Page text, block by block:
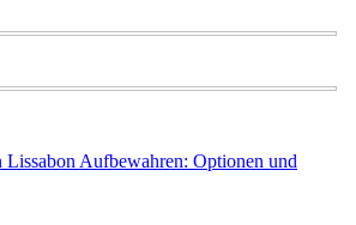
Aufbewahren: Optionen und